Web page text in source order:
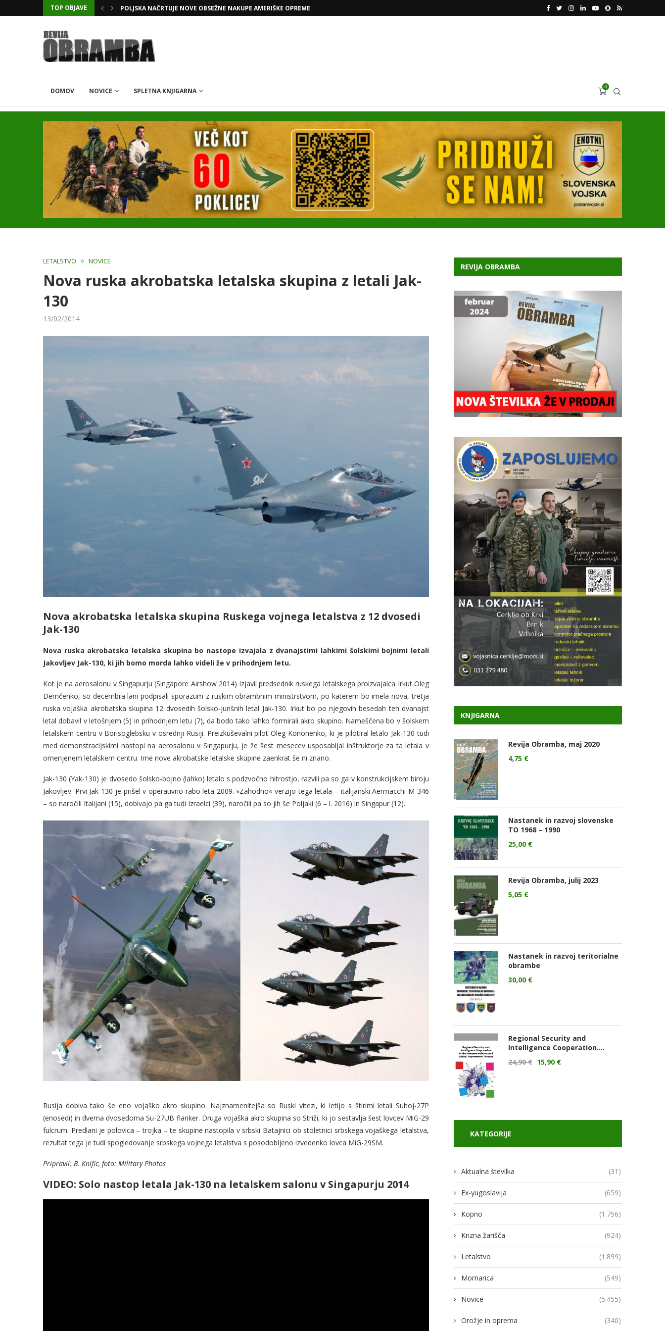
TOP OBJAVE KATARSKI DELNIČAR ZAPLETEL VOLKSWAGNOVE NAČRTE Z RAFAELOM VODJA UKROBORONPROMA HERMAN SMETANIN
DOMOV NOVICE SPLETNA KNJIGARNA
0
LETALSTVO NOVICE
Nova ruska akrobatska letalska skupina z letali Jak-
130
13/02/2014
Nova akrobatska letalska skupina Ruskega vojnega letalstva z 12 dvosedi
Jak-130
Nova ruska akrobatska letalska skupina bo nastope izvajala z dvanajstimi lahkimi šolskimi bojnimi letali
Jakovljev Jak-130, ki jih bomo morda lahko videli že v prihodnjem letu.
Kot je na aerosalonu v Singapurju (Singapore Airshow 2014) izjavil predsednik ruskega letalskega proizvajalca Irkut Oleg
Demčenko, so decembra lani podpisali sporazum z ruskim obrambnim ministrstvom, po katerem bo imela nova, tretja
ruska vojaška akrobatska skupina 12 dvosedih šolsko-jurišnih letal Jak-130. Irkut bo po njegovih besedah teh dvanajst
letal dobavil v letošnjem (5) in prihodnjem letu (7), da bodo tako lahko formirali akro skupino. Nameščena bo v šolskem
letalskem centru v Borisoglebsku v osrednji Rusiji. Preizkuševalni pilot Oleg Kononenko, ki je pilotiral letalo Jak-130 tudi
med demonstracijskimi nastopi na aerosalonu v Singapurju, je že šest mesecev usposabljal inštruktorje za ta letala v
omenjenem letalskem centru. Ime nove akrobatske letalske skupine zaenkrat še ni znano.
Jak-130 (Yak-130) je dvosedo šolsko-bojno (lahko) letalo s podzvočno hitrostjo, razvili pa so ga v konstrukcijskem biroju
Jakovljev. Prvi Jak-130 je prišel v operativno rabo leta 2009. »Zahodno« verzijo tega letala – italijanski Aermacchi M-346
– so naročili Italijani (15), dobivajo pa ga tudi Izraelci (39), naročili pa so jih še Poljaki (6 – l. 2016) in Singapur (12).
Rusija dobiva tako še eno vojaško akro skupino. Najznamenitejša so Ruski vitezi, ki letijo s štirimi letali Suhoj-27P
(enosedi) in dvema dvosedoma Su-27UB flanker. Druga vojaška akro skupina so Striži, ki jo sestavlja šest lovcev MiG-29
fulcrum. Predlani je polovica – trojka – te skupine nastopila v srbski Batajnici ob stoletnici srbskega vojaškega letalstva,
rezultat tega je tudi spogledovanje srbskega vojnega letalstva s posodobljeno izvedenko lovca MiG-29SM.
Pripravil: B. Knific, foto: Military Photos
VIDEO: Solo nastop letala Jak-130 na letalskem salonu v Singapurju 2014
REVIJA OBRAMBA
KNJIGARNA
Revija Obramba, maj 2020
4,75 €
Nastanek in razvoj slovenske
TO 1968 – 1990
25,00 €
Revija Obramba, julij 2023
5,05 €
Nastanek in razvoj teritorialne
obrambe
30,00 €
Regional Security and
Intelligence Cooperation....
24,90€ 15,90 €
KATEGORIJE
Aktualna številka (31)
Ex-yugoslavija (659)
Kopno (1.756)
Krizna žarišča (924)
Letalstvo (1.899)
Mornarica (549)
Novice (5.455)
Orožje in oprema (340)